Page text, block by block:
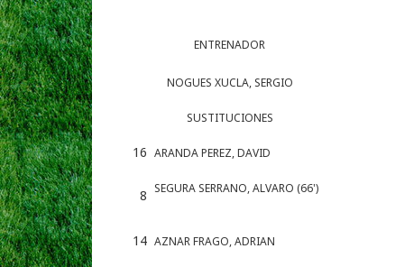
ENTRENADOR
NOGUES XUCLA, SERGIO
SUSTITUCIONES
16 ARANDA PEREZ, DAVID
8 SEGURA SERRANO, ALVARO (66')
14 AZNAR FRAGO, ADRIAN